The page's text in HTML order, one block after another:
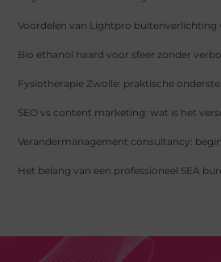
Voordelen van Lightpro buitenverlichting
Bio ethanol haard voor sfeer zonder
Fysiotherapie Zwolle: praktische
SEO vs content marketing: wat is het
Verandermanagement consultancy:
Het belang van een professioneel SEA